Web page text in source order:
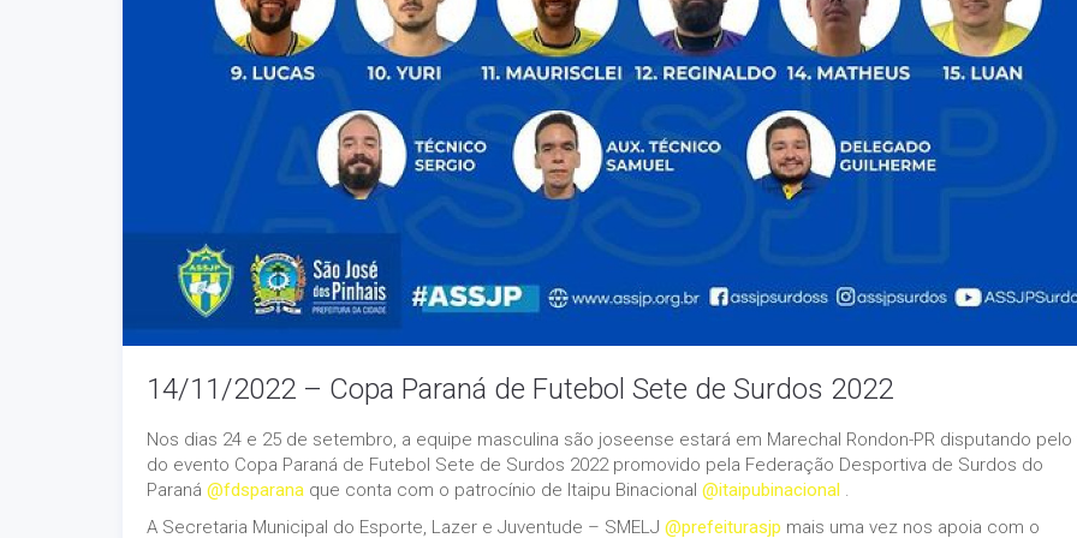
14/11/2022 – Copa Paraná de Futebol Sete de Surdos 2022
Nos dias 24 e 25 de setembro, a equipe masculina são joseense estará em Marechal Rondon-PR disputando pelo
do evento Copa Paraná de Futebol Sete de Surdos 2022 promovido pela Federação Desportiva de Surdos do
Paraná @fdsparana que conta com o patrocínio de Itaipu Binacional @itaipubinacional .
A Secretaria Municipal do Esporte, Lazer e Juventude – SMELJ @prefeiturasjp mais uma vez nos apoia com o